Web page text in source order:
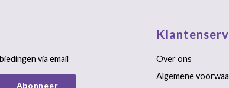
via email
Abonneer
Over ons
Algemene